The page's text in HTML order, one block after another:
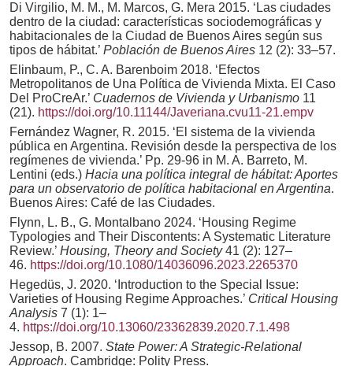
Di Virgilio, M. M., M. Marcos, G. Mera 2015. ‘Las ciudades
dentro de la ciudad: características sociodemográficas y
habitacionales de la Ciudad de Buenos Aires según sus
tipos de hábitat.’ Población de Buenos Aires 12 (2): 33–57.
Elinbaum, P., C. A. Barenboim 2018. ‘Efectos
Metropolitanos de Una Política de Vivienda Mixta. El Caso
Del ProCreAr.’ Cuadernos de Vivienda y Urbanismo 11
(21). https://doi.org/10.11144/Javeriana.cvu11-21.empv
Fernández Wagner, R. 2015. ‘El sistema de la vivienda
pública en Argentina. Revisión desde la perspectiva de los
regímenes de vivienda.’ Pp. 29-96 in M. A. Barreto, M.
Lentini (eds.) Hacia una política integral de hábitat: Aportes
para un observatorio de política habitacional en Argentina.
Buenos Aires: Café de las Ciudades.
Flynn, L. B., G. Montalbano 2024. ‘Housing Regime
Typologies and Their Discontents: A Systematic Literature
Review.’ Housing, Theory and Society41 (2): 127–
46. https://doi.org/10.1080/14036096.2023.2265370
Hegedüs, J. 2020. ‘Introduction to the Special Issue:
Varieties of Housing Regime Approaches.’ Critical Housing
Analysis 7 (1): 1–
4. https://doi.org/10.13060/23362839.2020.7.1.498
Jessop, B. 2007. State Power: A Strategic-Relational
Approach. Cambridge: Polity Press.